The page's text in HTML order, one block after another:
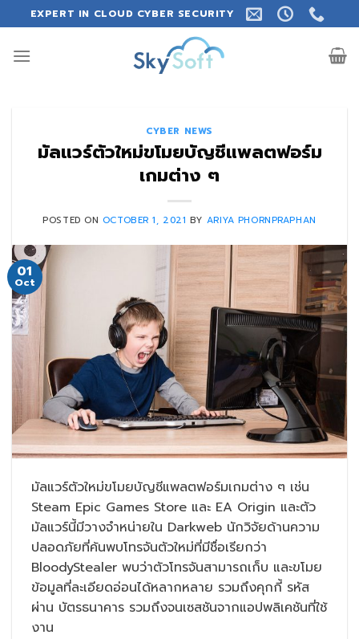
to
content
EXPERT IN CLOUD CYBER SECURITY
CYBER NEWS
มัลแวร์ตัวใหม่ขโมยบัญชีแพลตฟอร์ม
เกมต่าง ๆ
POSTED ON OCTOBER 1, 2021 BY ARIYA PHORNPRAPHAN
01
Oct
มัลแวร์ตัวใหม่ขโมยบัญชีแพลตฟอร์มเกมต่าง ๆ เช่น
Steam Epic Games Store และ EA Origin และตัว
มัลแวร์นี้มีวางจำหน่ายใน Darkweb นักวิจัยด้านความ
ปลอดภัยที่ค้นพบโทรจันตัวใหม่ที่มีชื่อเรียกว่า
BloodyStealer พบว่าตัวโทรจันสามารถเก็บ และขโมย
ข้อมูลที่ละเอียดอ่อนได้หลากหลาย รวมถึงคุกกี้ รหัส
ผ่าน บัตรธนาคาร รวมถึงจนเซสชันจากแอปพลิเคชันที่ใช้
งาน